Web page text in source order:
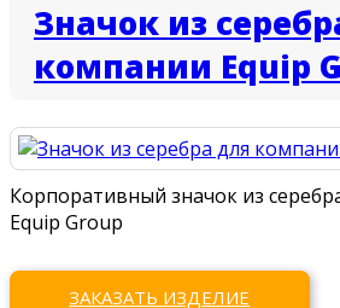
Значок из
компании Equip
Корпоративный значок из
Equip Group
ЗАКАЗАТЬ ИЗДЕЛИЕ